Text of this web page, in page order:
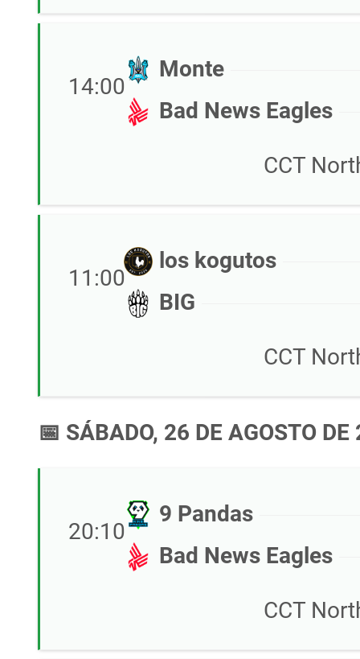
14:00
Monte
Bad News Eagles
CCT
11:00
los kogutos
BIG
CCT
📅 SÁBADO, 26 DE AGOSTO
20:10
9 Pandas
Bad News Eagles
CCT